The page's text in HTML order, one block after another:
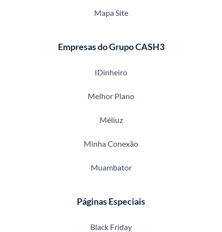
Mapa Site
Empresas do Grupo CASH3
IDinheiro
Melhor Plano
Méliuz
Minha Conexão
Muambator
Páginas Especiais
Black Friday